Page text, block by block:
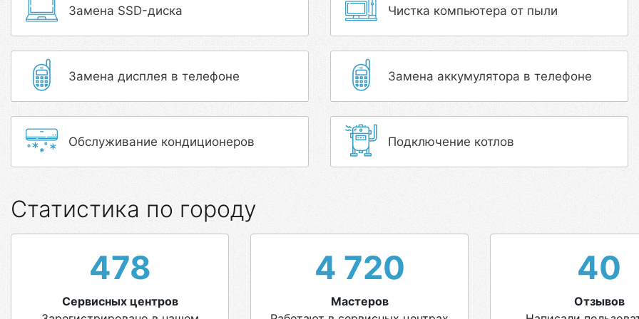
Замена SSD-диска Чистка компьютера от пыли
Замена дисплея в телефоне Замена аккумулятора в телефоне
Обслуживание кондиционеров Подключение котлов
Статистика по городу
478
Сервисных центров
4 720
Мастеров
40
Отзывов